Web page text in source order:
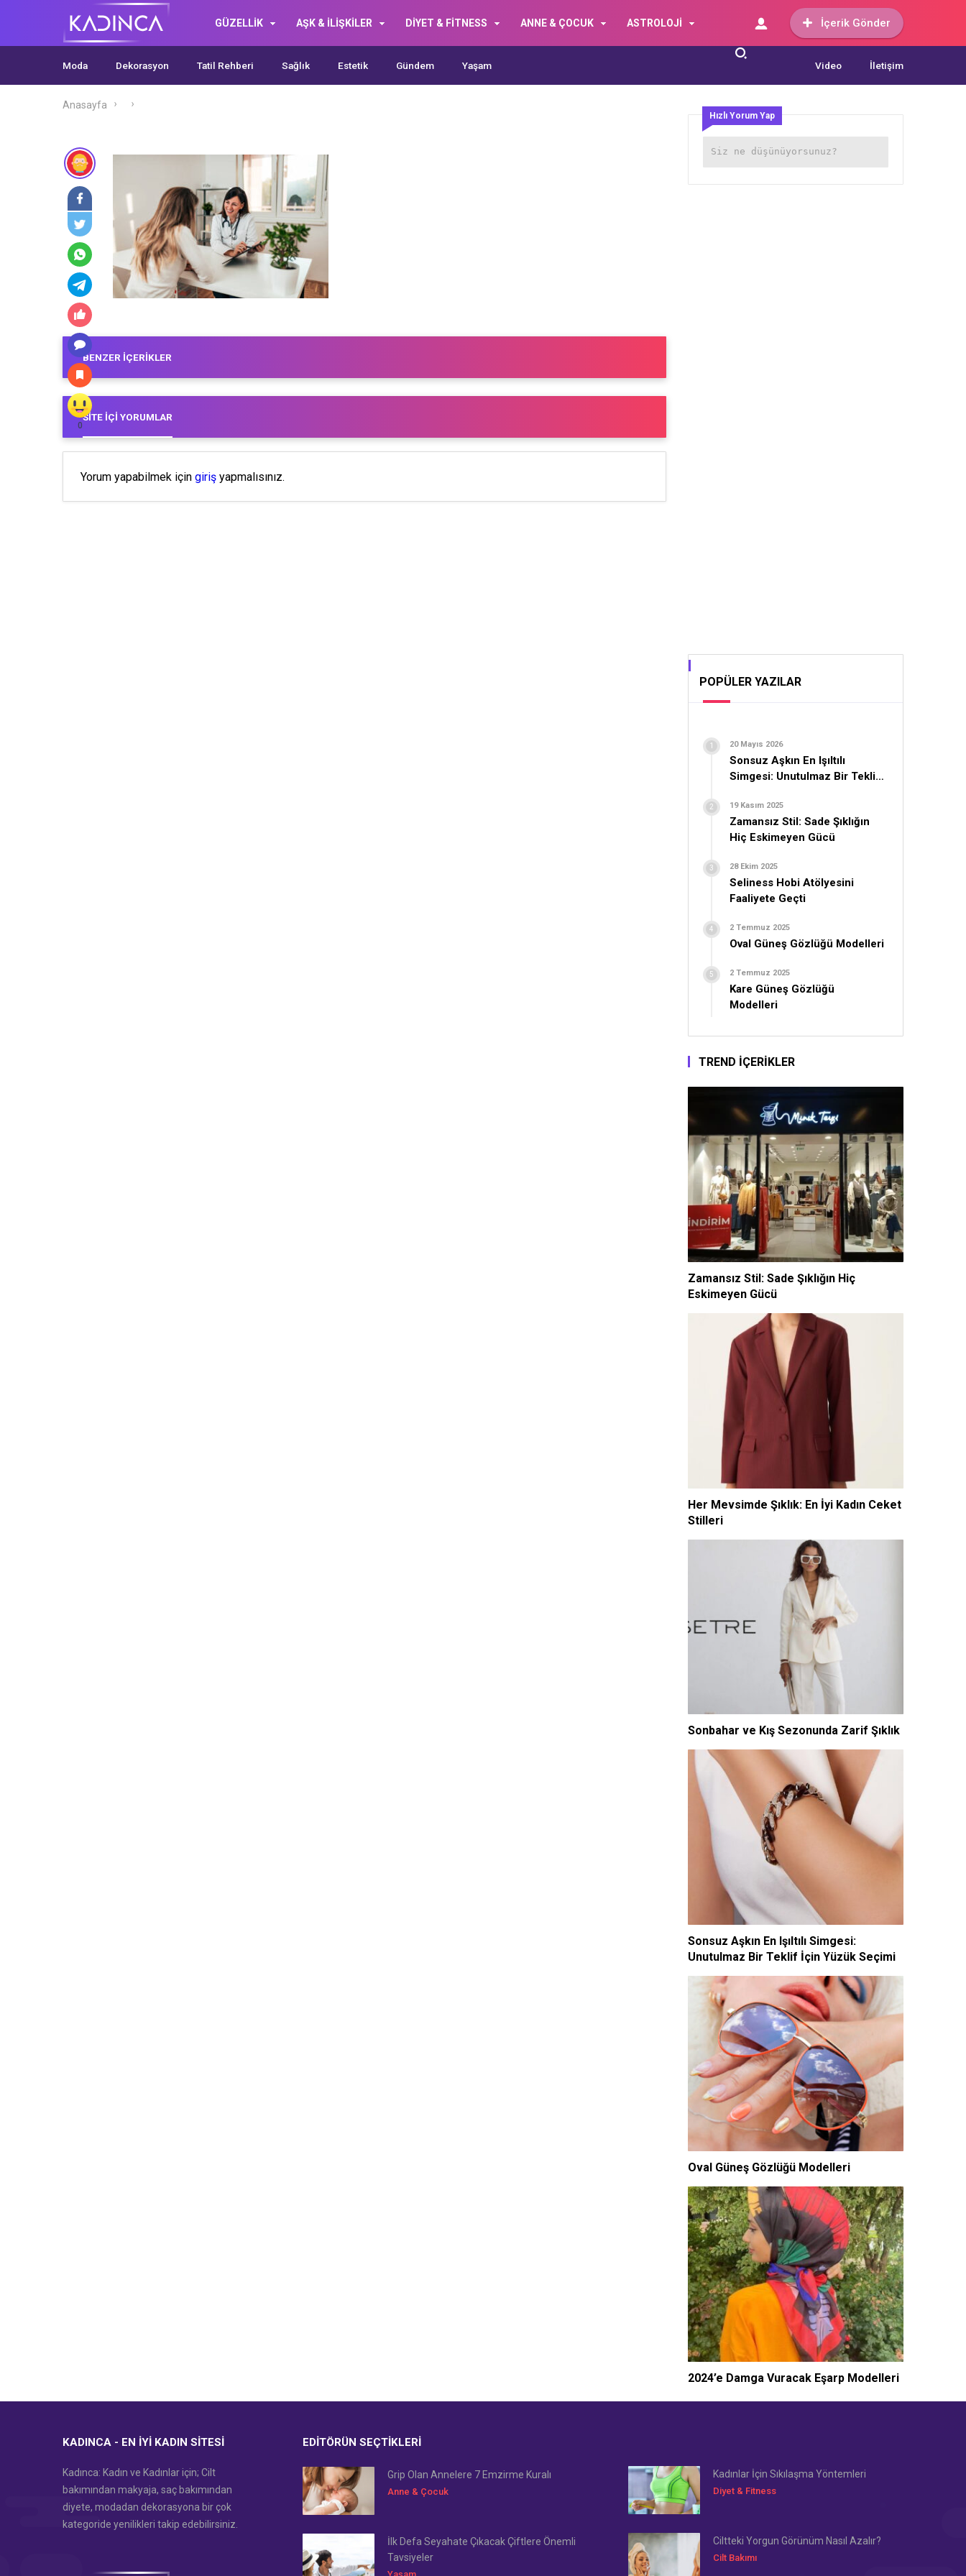
GÜZELLİK AŞK & İLİŞKİLER DİYET & FİTNESS ANNE & ÇOCUK ASTROLOJİ İçerik Gönder
Moda Dekorasyon Tatil Rehberi Sağlık Estetik Gündem Yaşam Video İletişim
Anasayfa
0
BENZER İÇERIKLER
SITE İÇI YORUMLAR
Yorum yapabilmek için giriş yapmalısınız.
Hızlı Yorum Yap
POPÜLER YAZILAR
20 Mayıs 2026
Sonsuz Aşkın En Işıltılı
Simgesi: Unutulmaz Bir Teklif
19 Kasım 2025
Zamansız Stil: Sade Şıklığın
Hiç Eskimeyen Gücü
28 Ekim 2025
Seliness Hobi Atölyesini
Faaliyete Geçti
2 Temmuz 2025
Oval Güneş Gözlüğü Modelleri
2 Temmuz 2025
Kare Güneş Gözlüğü
Modelleri
TREND İÇERİKLER
Zamansız Stil: Sade Şıklığın Hiç
Eskimeyen Gücü
Her Mevsimde Şıklık: En İyi Kadın Ceket
Stilleri
Sonbahar ve Kış Sezonunda Zarif Şıklık
Sonsuz Aşkın En Işıltılı Simgesi:
Unutulmaz Bir Teklif İçin Yüzük Seçimi
Oval Güneş Gözlüğü Modelleri
2024’e Damga Vuracak Eşarp Modelleri
KADINCA - EN İYI KADIN SITESI
Kadınca: Kadın ve Kadınlar için; Cilt
bakımından makyaja, saç bakımından
diyete, modadan dekorasyona bir çok
kategoride yenilikleri takip edebilirsiniz.
EDITÖRÜN SEÇTIKLERI
Grip Olan Annelere 7 Emzirme Kuralı
Anne & Çocuk
Kadınlar İçin Sıkılaşma Yöntemleri
Diyet & Fitness
İlk Defa Seyahate Çıkacak Çiftlere Önemli
Tavsiyeler
Yaşam
Ciltteki Yorgun Görünüm Nasıl Azalır?
Cilt Bakımı